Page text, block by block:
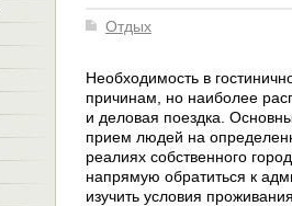
Отдых
Необходимость в
причинам, но наиболее
и деловая поездка.
прием людей на
реалиях собственного
напрямую обратиться к
изучить условия